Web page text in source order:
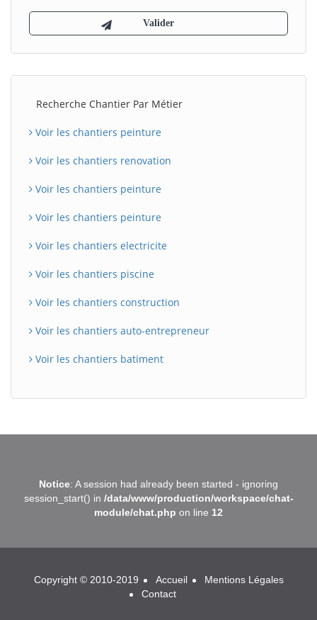
Recherche Chantier Par Métier
Voir les chantiers peinture
Voir les chantiers renovation
Voir les chantiers peinture
Voir les chantiers peinture
Voir les chantiers electricite
Voir les chantiers piscine
Voir les chantiers construction
Voir les chantiers auto-entrepreneur
Voir les chantiers batiment
Notice: A session had already been started - ignoring
session_start() in /data/www/production/workspace/chat-
module/chat.php on line 12
B
Assistant en ligne
Copyright © 2010-2019 Accueil
Mentions Légales
Contact